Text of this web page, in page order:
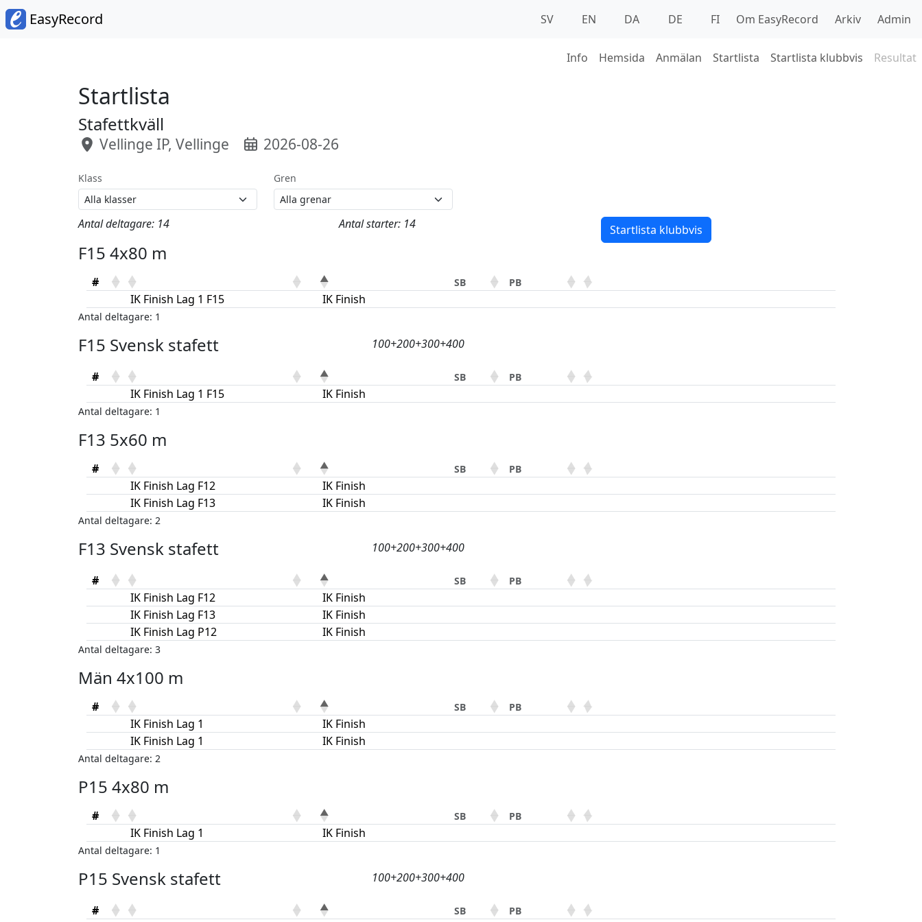
EasyRecord SV EN DA DE FI Om EasyRecord Arkiv Admin
Info Hemsida Anmälan Startlista Startlista klubbvis Resultat
Startlista
Stafettkväll
Vellinge IP, Vellinge 2026-08-26
Klass Gren
Antal deltagare: 14 Antal starter: 14 Startlista klubbvis
F15 4x80 m
# SB PB
IK Finish Lag 1 F15 IK Finish
Antal deltagare: 1
F15 Svensk stafett 100+200+300+400
# SB PB
IK Finish Lag 1 F15 IK Finish
Antal deltagare: 1
F13 5x60 m
# SB PB
IK Finish Lag F12
IK Finish
IK Finish Lag F13
IK Finish
Antal deltagare: 2
F13 Svensk stafett 100+200+300+400
# SB PB
IK Finish Lag F12
IK Finish
IK Finish Lag F13
IK Finish
IK Finish Lag P12
IK Finish
Antal deltagare: 3
Män 4x100 m
# SB PB
IK Finish Lag 1
IK Finish
IK Finish Lag 1
IK Finish
Antal deltagare: 2
P15 4x80 m
# SB PB
IK Finish Lag 1 IK Finish
Antal deltagare: 1
P15 Svensk stafett 100+200+300+400
# SB PB